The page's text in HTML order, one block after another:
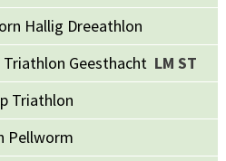
Hallig Dreeathlon
Triathlon Geesthacht LM ST
Triathlon
Pellworm